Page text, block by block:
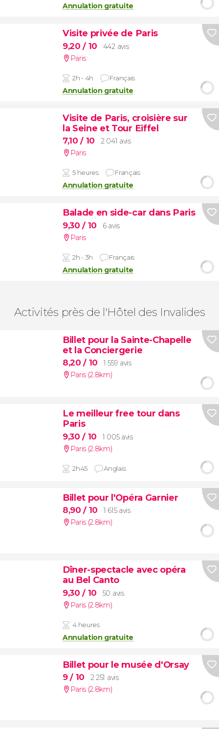
Annulation gratuite
Visite privée de Paris
9,20/ 10
442 avis
Paris
2h - 4h Français
Annulation gratuite
Visite de Paris, croisière sur
la Seine et Tour Eiffel
7,10/ 10
2 041 avis
Paris
5 heures Français
Annulation gratuite
Balade en side-car dans Paris
9,30/ 10
6 avis
Paris
2h - 3h Français
Annulation gratuite
Activités près de l'Hôtel des Invalides
Billet pour la Sainte-Chapelle
et la Conciergerie
8,20/ 10
1 559 avis
Paris (2.8km)
Le meilleur free tour dans
Paris
9,30/ 10
1 005 avis
Paris (2.8km)
2h45 Anglais
Billet pour l'Opéra Garnier
8,90/ 10
1 615 avis
Paris (2.8km)
Dîner-spectacle avec opéra
au Bel Canto
9,30/ 10
50 avis
Paris (2.8km)
4 heures
Annulation gratuite
Billet pour le musée d'Orsay
9/ 10
2 251 avis
Paris (2.8km)